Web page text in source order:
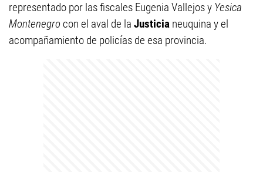
representado por las fiscales Eugenia Vallejos y Yesica
Montenegro con el aval de la Justicia neuquina y el
acompañamiento de policías de esa provincia.